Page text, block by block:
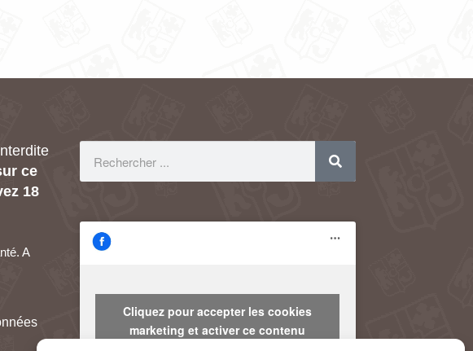
ce
18
A
Cliquez pour accepter les cookies
marketing et activer ce contenu